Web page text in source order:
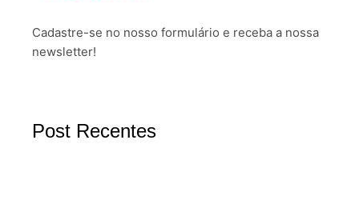
Cadastre-se no nosso formulário e receba a nossa
newsletter!
Post Recentes